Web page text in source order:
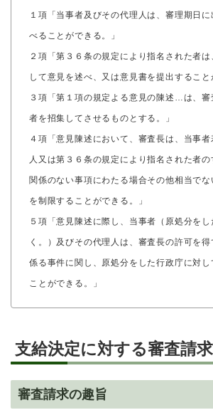
１項「当事者及びその代理人は、審理期日
べることができる。」
２項「第３６条の規定により指名された者
して意見を述べ、又は意見書を提出すること
３項「第１項の規定よる意見の陳述…は、
者を招集してさせるものとする。」
４項「意見陳述において、審査長は、当事
人又は第３６条の規定により指名された者
関係のない事項にわたる場合その他相当で
を制限することができる。」
５項「意見陳述に際し、当事者（原処分を
く。）及びその代理人は、審査長の許可を
係る事件に関し、原処分をした行政庁に対
ことができる。」
支給決定に対する審査請求
審査請求の趣旨